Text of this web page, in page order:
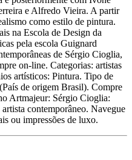
e Alfredo Vieira. A partir
como estilo de pintura.
na Escola de Design da
pela escola Guignard
de Sérgio Cioglia,
on-line. Categorias: artistas
artísticos: Pintura. Tipo de
de origem Brasil). Compre
Artmajeur: Sérgio Cioglia:
contemporâneo. Navegue
ou impressões de luxo.